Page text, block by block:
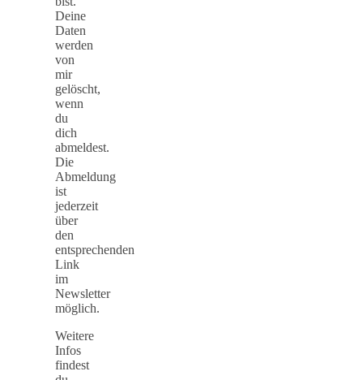
Deine
Daten
werden
von
mir
gelöscht,
wenn
du
dich
abmeldest.
Die
Abmeldung
ist
jederzeit
über
den
entsprechenden
Link
im
Newsletter
möglich.
Weitere
Infos
findest